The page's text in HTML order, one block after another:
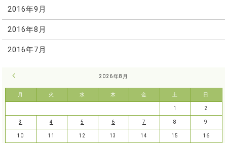
2016年9月
2016年8月
2016年7月
2026年8月
月 火 水 木 金 土 日
1 2
3 4 5 6 7 8 9
10 11 12 13 14 15 16